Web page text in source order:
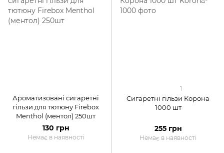
Ароматизовані сигаретні
гільзи для тютюну Firebox
Menthol (ментол) 250шт
130 грн
Немає в наявності
1
Сигаретні гільзи Корона
1000 шт
255 грн
Немає в наявності